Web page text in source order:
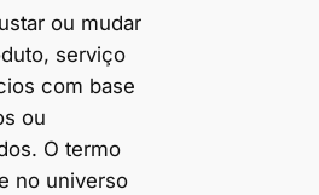
ou mudar
serviço
com base
ou
O termo
no universo